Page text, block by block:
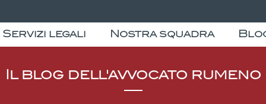
Il blog dell'avvocato rumeno
Servizi legali Nostra squadra